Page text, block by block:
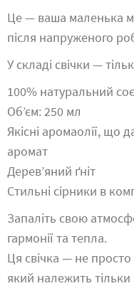
Це — ваша маленька
після напруженого
У складі свічки —
100% натуральний
Об’єм: 250 мл
Якісні аромаолії, що
аромат
Дерев’яний ґніт
Стильні сірники в
Запаліть свою
гармонії та тепла.
Ця свічка — не
який належить